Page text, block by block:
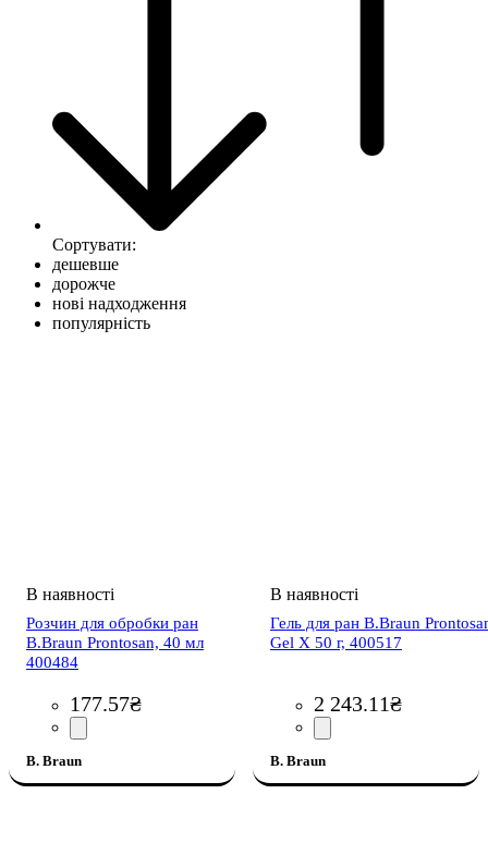
Сортувати:
дешевше
дорожче
нові надходження
популярність
Розчин для обробки ран
B.Braun Prontosan, 40 мл
400484
177.57₴
B. Braun
Гель для ран B.Braun
Gel X 50 г, 400517
2 243.11₴
B. Braun